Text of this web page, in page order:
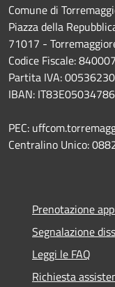
Comune di
Piazza della
71017 -
Codice Fiscale:
Partita IVA:
IBAN:
PEC:
Centralino Unico:
Prenotazione
Segnalazione
Leggi le FAQ
Richiesta